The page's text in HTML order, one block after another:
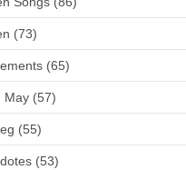
(73)
(65)
May (57)
(55)
(53)